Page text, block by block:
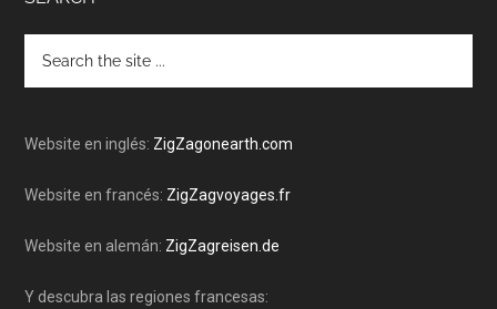
Me apasiona la increíble naturaleza de nuestro
Con las Guías de Road Trips ZigZag, he encontrado
planificar los viajes de sus sueños.
Disculpe de antemano cualquier error de lenguaje. El
the
Website en inglés: ZigZagonearth.com
Website en francés: ZigZagvoyages.fr
Website en alemán: ZigZagreisen.de
Y descubra las regiones francesas: